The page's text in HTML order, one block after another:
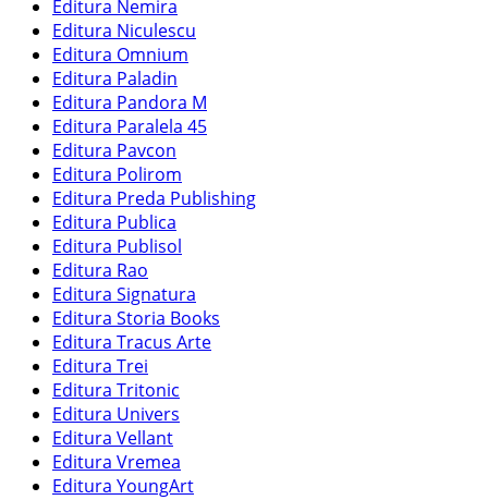
Editura Nemira
Editura Niculescu
Editura Omnium
Editura Paladin
Editura Pandora M
Editura Paralela 45
Editura Pavcon
Editura Polirom
Editura Preda Publishing
Editura Publica
Editura Publisol
Editura Rao
Editura Signatura
Editura Storia Books
Editura Tracus Arte
Editura Trei
Editura Tritonic
Editura Univers
Editura Vellant
Editura Vremea
Editura YoungArt